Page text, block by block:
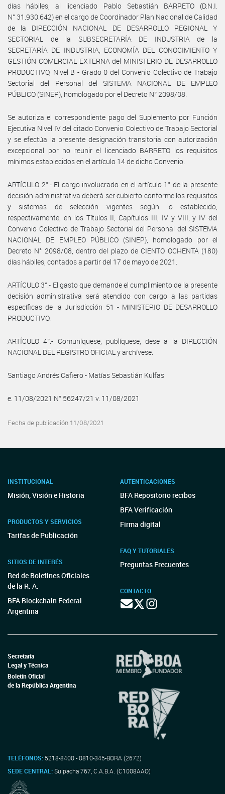
días hábiles, al licenciado Pablo Sebastián BARRETO (D.N.I.
N° 31.930.642) en el cargo de Coordinador Plan Nacional de Calidad
de la DIRECCIÓN NACIONAL DE DESARROLLO REGIONAL Y
SECTORIAL de la SUBSECRETARÍA DE INDUSTRIA de la
SECRETARÍA DE INDUSTRIA, ECONOMÍA DEL CONOCIMIENTO Y
GESTIÓN COMERCIAL EXTERNA del MINISTERIO DE DESARROLLO
PRODUCTIVO, Nivel B - Grado 0 del Convenio Colectivo de Trabajo
Sectorial del Personal del SISTEMA NACIONAL DE EMPLEO
PÚBLICO (SINEP), homologado por el Decreto N° 2098/08.
Se autoriza el correspondiente pago del Suplemento por Función
Ejecutiva Nivel IV del citado Convenio Colectivo de Trabajo Sectorial
y se efectúa la presente designación transitoria con autorización
excepcional por no reunir el licenciado BARRETO los requisitos
mínimos establecidos en el artículo 14 de dicho Convenio.
ARTÍCULO 2°.- El cargo involucrado en el artículo 1° de la presente
decisión administrativa deberá ser cubierto conforme los requisitos
y sistemas de selección vigentes según lo establecido,
respectivamente, en los Títulos II, Capítulos III, IV y VIII, y IV del
Convenio Colectivo de Trabajo Sectorial del Personal del SISTEMA
NACIONAL DE EMPLEO PÚBLICO (SINEP), homologado por el
Decreto N° 2098/08, dentro del plazo de CIENTO OCHENTA (180)
días hábiles, contados a partir del 17 de mayo de 2021.
ARTÍCULO 3°.- El gasto que demande el cumplimiento de la presente
decisión administrativa será atendido con cargo a las partidas
específicas de la Jurisdicción 51 - MINISTERIO DE DESARROLLO
PRODUCTIVO.
ARTÍCULO 4°.- Comuníquese, publíquese, dese a la DIRECCIÓN
NACIONAL DEL REGISTRO OFICIAL y archívese.
Santiago Andrés Cafiero - Matías Sebastián Kulfas
e. 11/08/2021 N° 56247/21 v. 11/08/2021
Fecha de publicación 11/08/2021
INSTITUCIONAL
Misión, Visión e Historia
PRODUCTOS Y SERVICIOS
Tarifas de Publicación
SITIOS DE INTERÉS
Red de Boletines Oficiales
de la R. A.
BFA Blockchain Federal
Argentina
AUTENTICACIONES
BFA Repositorio recibos
BFA Verificación
Firma digital
FAQ Y TUTORIALES
Preguntas Frecuentes
CONTACTO
Secretaría
Legal y Técnica
Boletín Oficial
de la República Argentina
TELÉFONOS: 5218-8400 - 0810-345-BORA (2672)
SEDE CENTRAL:Suipacha 767, C.A.B.A. (C1008AAO)